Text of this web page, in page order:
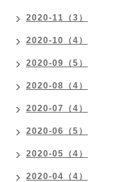
2020-11（3）
2020-10（4）
2020-09（5）
2020-08（4）
2020-07（4）
2020-06（5）
2020-05（4）
2020-04（4）